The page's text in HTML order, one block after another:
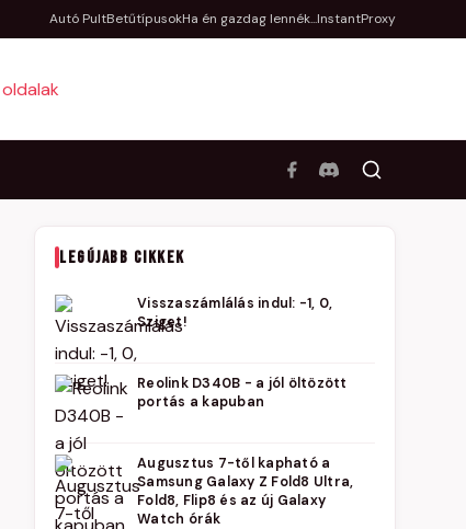
Autó PultBetűtípusokHa én gazdag lennék...InstantProxy
LEGÚJABB CIKKEK
Visszaszámlálás indul: -1, 0,
Sziget!
Reolink D340B - a jól öltözött
portás a kapuban
Augusztus 7-től kapható a
Samsung Galaxy Z Fold8 Ultra,
Fold8, Flip8 és az új Galaxy
Watch órák